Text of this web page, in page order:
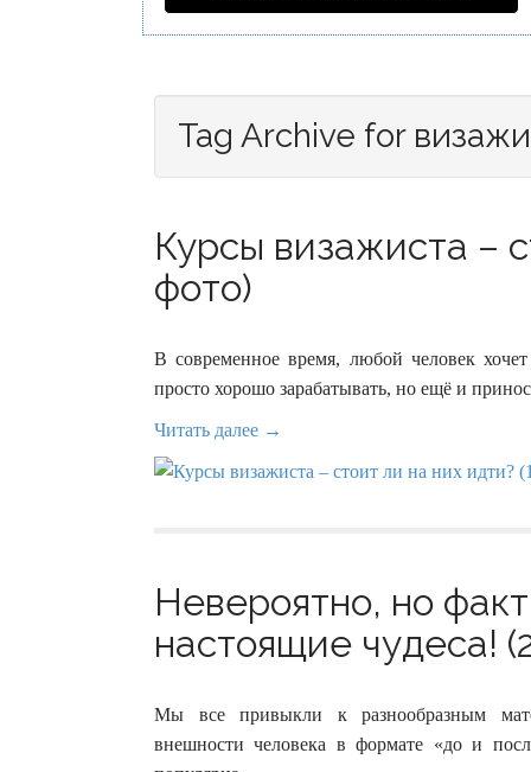
Tag Archive for
Курсы визажиста –
фото)
В современное время, любой человек
просто хорошо зарабатывать, но ещё и
Читать далее →
Невероятно, но
настоящие чудеса!
Мы все привыкли к разнообразным
внешности человека в формате «до и